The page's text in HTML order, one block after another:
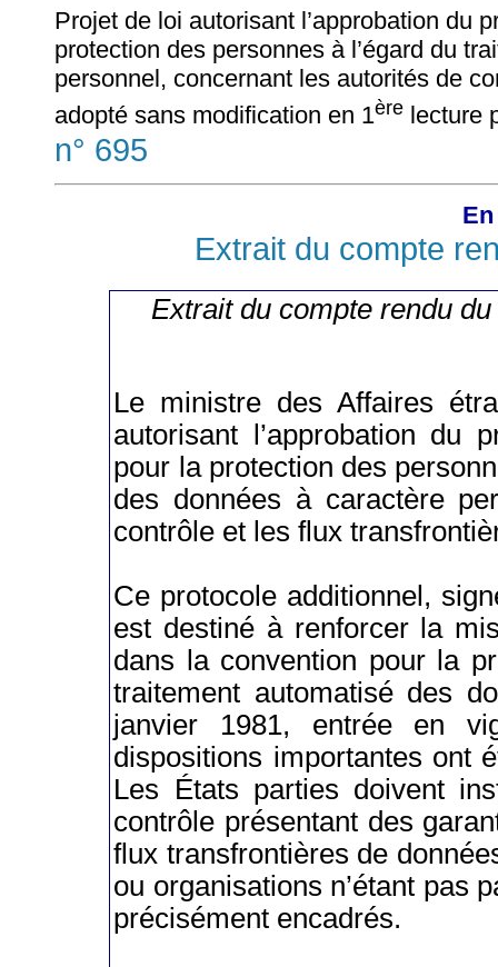
Projet de loi autorisant l’approbation du
protection des personnes à l’égard du
personnel, concernant les autorités de
adopté sans modification en 1ère lecture
n° 695
Extrait du compte
Extrait du compte rendu
Le ministre des Affaires
autorisant l’approbation du
pour la protection des
des données à caractère
contrôle et les flux
Ce protocole additionnel,
est destiné à renforcer la
dans la convention pour la
traitement automatisé des
janvier 1981, entrée en
dispositions importantes ont
Les États parties doivent
contrôle présentant des
flux transfrontières de
ou organisations n’étant pas
précisément encadrés.